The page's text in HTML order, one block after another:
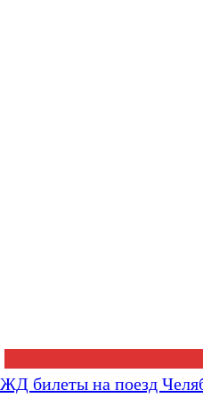
ЖД билеты на поезд